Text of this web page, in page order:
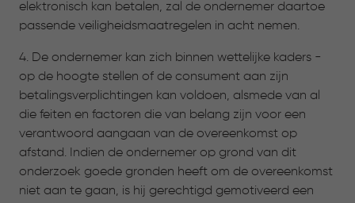
elektronisch kan betalen, zal de ondernemer daartoe
passende veiligheidsmaatregelen in acht nemen.
4. De ondernemer kan zich binnen wettelijke kaders -
op de hoogte stellen of de consument aan zijn
betalingsverplichtingen kan voldoen, alsmede van al
die feiten en factoren die van belang zijn voor een
verantwoord aangaan van de overeenkomst op
afstand. Indien de ondernemer op grond van dit
onderzoek goede gronden heeft om de overeenkomst
niet aan te gaan, is hij gerechtigd gemotiveerd een